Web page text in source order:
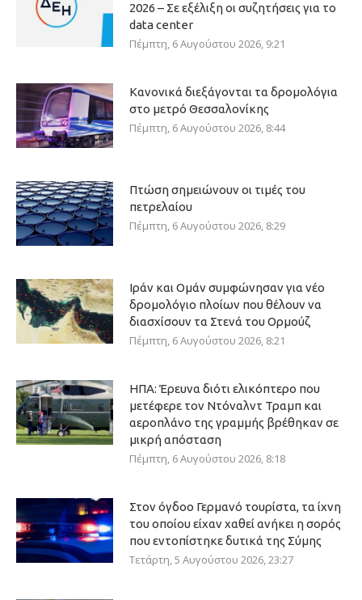
2026 – Σε εξέλιξη οι συζητήσεις για το
data center
Πέμπτη, 6 Αυγούστου 2026, 9:21
Κανονικά διεξάγονται τα δρομολόγια
στο μετρό Θεσσαλονίκης
Πέμπτη, 6 Αυγούστου 2026, 8:44
Πτώση σημειώνουν οι τιμές του
πετρελαίου
Πέμπτη, 6 Αυγούστου 2026, 8:29
Ιράν και Ομάν συμφώνησαν για νέο
δρομολόγιο πλοίων που θέλουν να
διασχίσουν τα Στενά του Ορμούζ
Πέμπτη, 6 Αυγούστου 2026, 8:21
ΗΠΑ: Έρευνα διότι ελικόπτερο που
μετέφερε τον Ντόναλντ Τραμπ και
αεροπλάνο της γραμμής βρέθηκαν σε
μικρή απόσταση
Πέμπτη, 6 Αυγούστου 2026, 8:18
Στον όγδοο Γερμανό τουρίστα, τα ίχνη
του οποίου είχαν χαθεί ανήκει η σορός
που εντοπίστηκε δυτικά της Σύμης
Τετάρτη, 5 Αυγούστου 2026, 23:27